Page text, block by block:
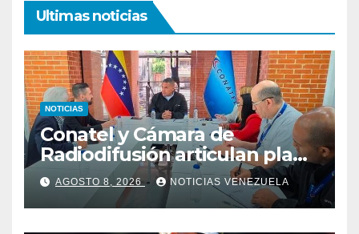
Ultimas noticias
NOTICIAS
Conatel y Cámara de
Radiodifusión articulan plan
de atención a estaciones tras
sismos
AGOSTO 8, 2026 NOTICIAS VENEZUELA